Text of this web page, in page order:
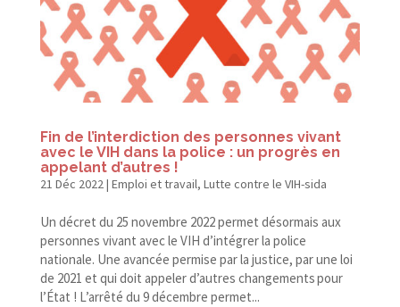
Fin de l’interdiction des personnes vivant
avec le VIH dans la police : un progrès en
appelant d’autres !
21 Déc 2022| Emploi et travail, Lutte contre le VIH-sida
Un décret du 25 novembre 2022 permet désormais aux
personnes vivant avec le VIH d’intégrer la police
nationale. Une avancée permise par la justice, par une loi
de 2021 et qui doit appeler d’autres changements pour
l’État ! L’arrêté du 9 décembre permet...